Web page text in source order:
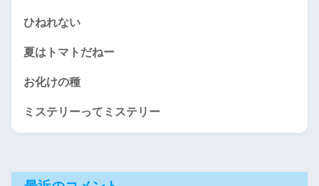
ひねれない
夏はトマトだねー
お化けの種
ミステリーってミステリー